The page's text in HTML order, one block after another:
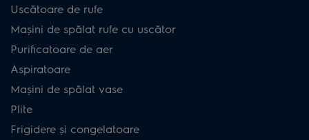
Uscătoare de rufe
Mașini de spălat rufe cu uscător
Purificatoare de aer
Aspiratoare
Mașini de spălat vase
Plite
Frigidere și congelatoare